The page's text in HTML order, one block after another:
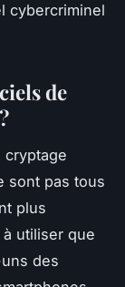
cybercriminel
de
cryptage
sont pas tous
plus
utiliser que
des